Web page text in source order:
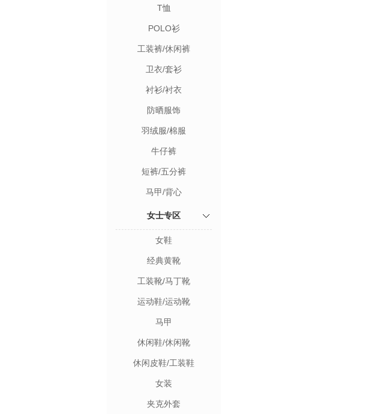
T恤
POLO衫
工装裤/休闲裤
卫衣/套衫
衬衫/衬衣
防晒服饰
羽绒服/棉服
牛仔裤
短裤/五分裤
马甲/背心
女士专区
女鞋
经典黄靴
工装靴/马丁靴
运动鞋/运动靴
马甲
休闲鞋/休闲靴
休闲皮鞋/工装鞋
女装
夹克外套